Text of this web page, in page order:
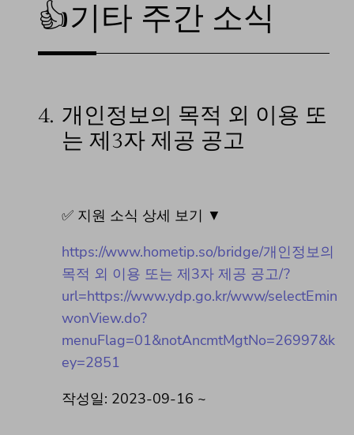
👍기타 주간 소식
4. 개인정보의 목적 외 이용 또
는 제3자 제공 공고
✅ 지원 소식 상세 보기 ▼
https://www.hometip.so/bridge/개인정보의
목적 외 이용 또는 제3자 제공 공고/?
url=https://www.ydp.go.kr/www/selectEmin
wonView.do?
menuFlag=01&notAncmtMgtNo=26997&k
ey=2851
작성일: 2023-09-16 ~